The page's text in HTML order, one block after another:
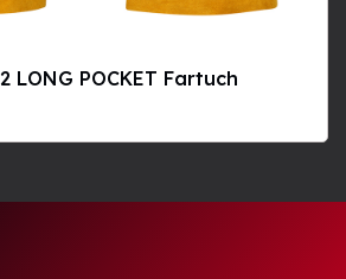
LONG POCKET Fartuch